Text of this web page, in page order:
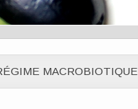
MACROBIOTIQUE